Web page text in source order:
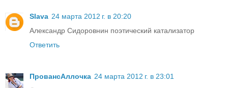
Slava 24 марта 2012 г. в 20:20
Александр Сидоровнин поэтический катализатор
Ответить
ПровансАллочка 24 марта 2012 г. в 23:01